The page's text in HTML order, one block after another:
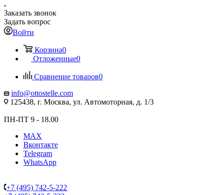
Заказать звонок
Задать вопрос
Войти
Корзина0
Отложенные0
Сравнение товаров0
info@ottostelle.com
125438, г. Москва, ул. Автомоторная, д. 1/3
ПН-ПТ 9 - 18.00
MAX
Вконтакте
Telegram
WhatsApp
+7 (495) 742-5-222